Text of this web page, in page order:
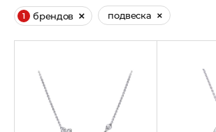
1 брендов подвеска